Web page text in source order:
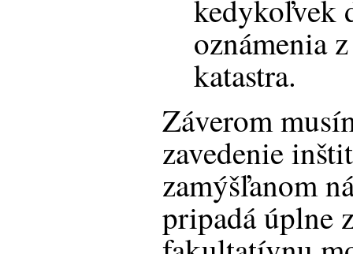
kedykoľvek
oznámenia
katastra.
Záverom
zavedenie
zamýšľanom
pripadá úplne